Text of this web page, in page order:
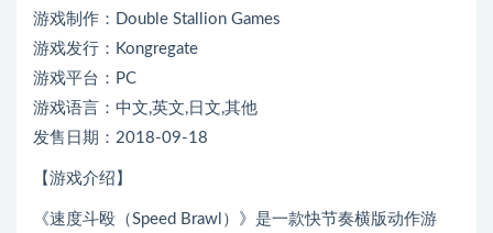
游戏制作：Double Stallion Games
游戏发行：Kongregate
游戏平台：PC
游戏语言：中文,英文,日文,其他
发售日期：2018-09-18
【游戏介绍】
《速度斗殴（Speed Brawl）》是一款快节奏横版动作游